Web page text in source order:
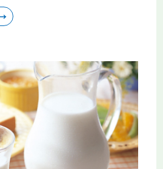
検討会議に合わせ生協代表団へ
者2名が参加